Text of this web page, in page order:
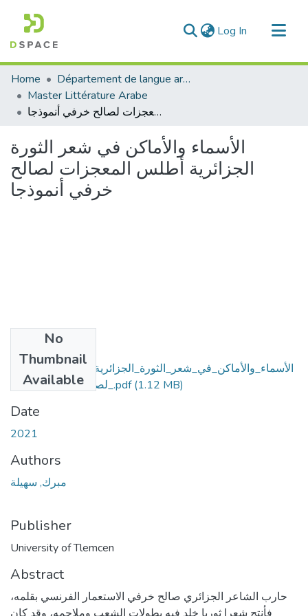
Log In (current)
Communities & Collections
All of DSpace
Statistics
Home
Département de langue arabe
Master Littérature Arabe
الأسماء والأماكن في شعر الثورة الجزائرية أطلس المعجزات لصالح خرفي أنموذجا
الأسماء والأماكن في شعر الثورة
الجزائرية أطلس المعجزات لصالح
خرفي أنموذجا
No
Thumbnail
Available
الأسماء_والأماكن_في_شعر_الثورة_الجزائرية_أطلس_المعجزات
_لصالح_خرفي_أنموذجا.pdf(1.12 MB)
Date
2021
Authors
مبرك, سهيلة
Publisher
University of Tlemcen
Abstract
حارب الشاعر الجزائري صالح خرفي الاستعمار الفرنسي بقلمه،